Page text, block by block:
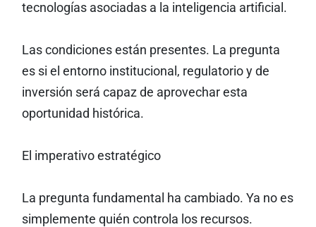
tecnologías asociadas a la inteligencia artificial.
Las condiciones están presentes. La pregunta
es si el entorno institucional, regulatorio y de
inversión será capaz de aprovechar esta
oportunidad histórica.
El imperativo estratégico
La pregunta fundamental ha cambiado. Ya no es
simplemente quién controla los recursos.